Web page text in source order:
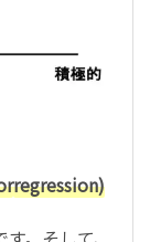
regression)